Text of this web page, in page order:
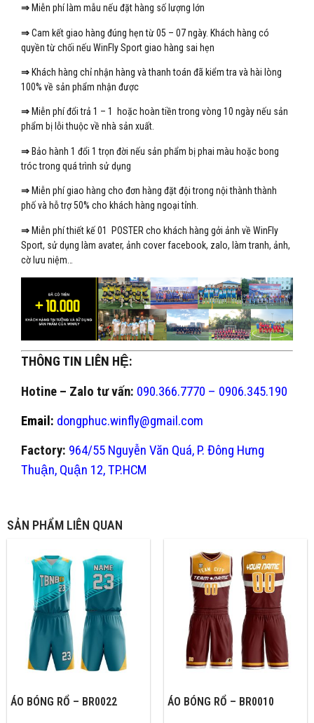
⇒ Miễn phí làm mẫu nếu đặt hàng số lượng lớn
⇒Cam kết giao hàng đúng hẹn từ 05 – 07 ngày. Khách hàng có
quyền từ chối nếu WinFly Sport giao hàng sai hẹn
⇒ Khách hàng chỉ nhận hàng và thanh toán đã kiểm tra và hài lòng
100% về sản phẩm nhận được
⇒ Miễn phí đổi trả 1 – 1 hoặc hoàn tiền trong vòng 10 ngày nếu sản
phẩm bị lỗi thuộc về nhà sản xuất.
⇒ Bảo hành 1 đổi 1 trọn đời nếu sản phẩm bị phai màu hoặc bong
tróc trong quá trình sử dụng
⇒ Miễn phí giao hàng cho đơn hàng đặt đội trong nội thành thành
phố và hỗ trợ 50% cho khách hàng ngoại tỉnh.
⇒Miễn phí thiết kế 01 POSTER cho khách hàng gởi ảnh về WinFly
Sport, sử dụng làm avater, ảnh cover facebook, zalo, làm tranh, ảnh,
cờ lưu niệm…
THÔNG TIN LIÊN HỆ:
Hotine – Zalo tư vấn: 090.366.7770 – 0906.345.190
Email: dongphuc.winfly@gmail.com
Factory: 964/55 Nguyễn Văn Quá, P. Đông Hưng
Thuận, Quận 12, TP.HCM
SẢN PHẨM LIÊN QUAN
ÁO BÓNG RỔ – BR0022 ÁO BÓNG RỔ – BR0010